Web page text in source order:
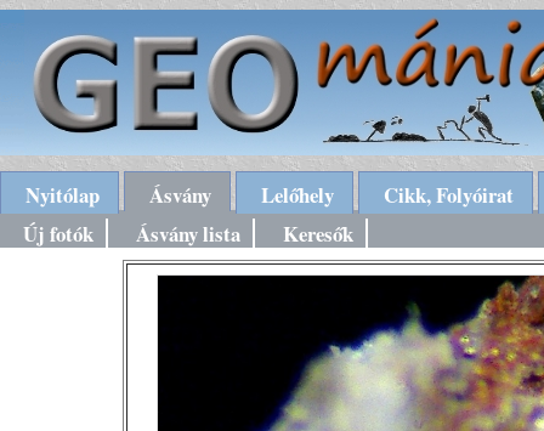
Nyitólap Ásvány Lelőhely
Cikk, Folyóirat
Új fotók
Ásvány lista Keresők